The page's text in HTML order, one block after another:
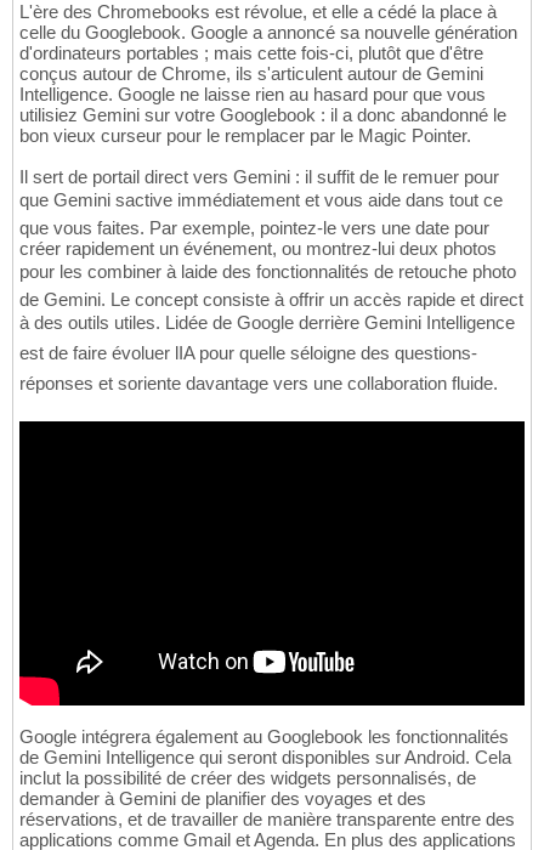
L'ère des Chromebooks est révolue, et elle a cédé la place à
celle du Googlebook. Google a annoncé sa nouvelle génération
d'ordinateurs portables ; mais cette fois-ci, plutôt que d'être
conçus autour de Chrome, ils s'articulent autour de Gemini
Intelligence. Google ne laisse rien au hasard pour que vous
utilisiez Gemini sur votre Googlebook : il a donc abandonné le
bon vieux curseur pour le remplacer par le Magic Pointer.
Il sert de portail direct vers Gemini : il suffit de le remuer pour
que Gemini sactive immédiatement et vous aide dans tout ce
que vous faites. Par exemple, pointez-le vers une date pour
créer rapidement un événement, ou montrez-lui deux photos
pour les combiner à laide des fonctionnalités de retouche photo
de Gemini. Le concept consiste à offrir un accès rapide et direct
à des outils utiles. Lidée de Google derrière Gemini Intelligence
est de faire évoluer lIA pour quelle séloigne des questions-
réponses et soriente davantage vers une collaboration fluide.
Google intégrera également au Googlebook les fonctionnalités
de Gemini Intelligence qui seront disponibles sur Android. Cela
inclut la possibilité de créer des widgets personnalisés, de
demander à Gemini de planifier des voyages et des
réservations, et de travailler de manière transparente entre des
applications comme Gmail et Agenda. En plus des applications